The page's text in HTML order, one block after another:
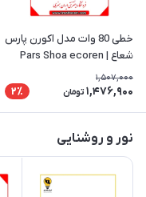
خطی 80 وات مدل اکورن پارس
شعاع | Pars Shoa ecoren
1,507,000
1,476,900 تومان 2٪
نور و روشنایی